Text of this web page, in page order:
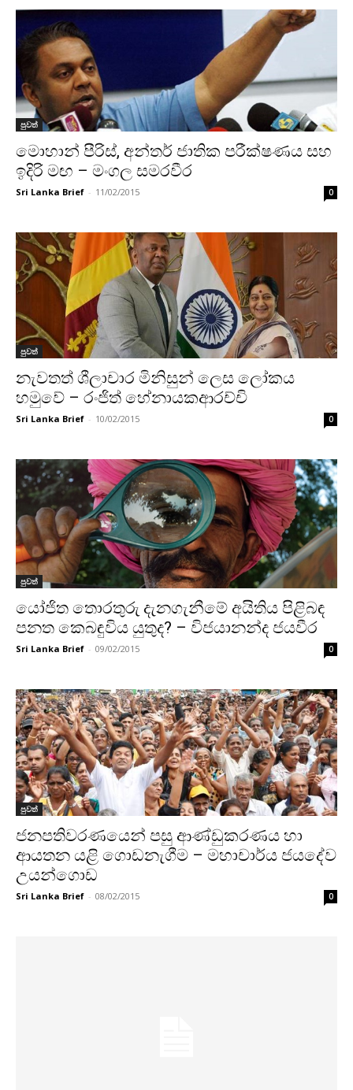
පුවත්
මොහාන් පීරිස්, අන්තර් ජාතික පරීක්ෂණය සහ
ඉදිරි මඟ – මංගල සමරවීර
Sri Lanka Brief - 11/02/2015 0
පුවත්
නැවතත් ශීලාචාර මිනිසුන් ලෙස ලෝකය
හමුවේ – රංජිත් හේනායකආරච්චි
Sri Lanka Brief - 10/02/2015 0
පුවත්
යෝජිත තොරතුරු දැනගැනීමේ අයිතිය පිළිබඳ
පනත කෙබඳුවිය යුතුද? – විජයානන්ද ජයවීර
Sri Lanka Brief - 09/02/2015 0
පුවත්
ජනපතිවරණයෙන් පසු ආණ්ඩුකරණය හා
ආයතන යළි ගොඩනැගීම – මහාචාර්ය ජයදේව
උයන්ගොඩ
Sri Lanka Brief - 08/02/2015 0